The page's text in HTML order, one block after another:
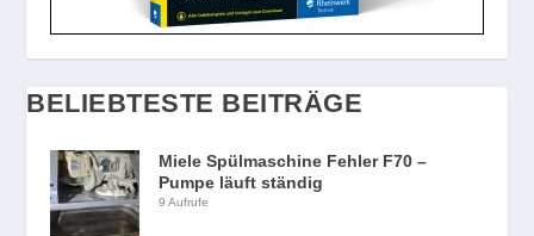
BELIEBTESTE BEITRÄGE
Miele Spülmaschine Fehler F70 –
Pumpe läuft ständig
9 Aufrufe